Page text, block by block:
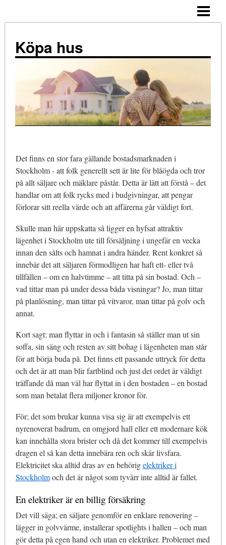
TIPS
NÄR KÖPA?
KOSTNADER
BLOGG
Köpa hus
Det finns en stor fara gällande bostadsmarknaden i
Stockholm - att folk generellt sett är lite för blåögda och tror
på allt säljare och mäklare påstår. Detta är lätt att förstå – det
handlar om att folk rycks med i budgivningar, att pengar
förlorar sitt reella värde och att affärerna går väldigt fort.
Skulle man här uppskatta så ligger en hyfsat attraktiv
lägenhet i Stockholm ute till försäljning i ungefär en vecka
innan den sålts och hamnat i andra händer. Rent konkret så
innebär det att säljaren förmodligen har haft ett- eller två
tillfällen – om en halvtimme – att titta på sin bostad. Och –
vad tittar man på under dessa båda visningar? Jo, man tittar
på planlösning, man tittar på vitvaror, man tittar på golv och
annat.
Kort sagt: man flyttar in och i fantasin så ställer man ut sin
soffa, sin säng och resten av sitt bohag i lägenheten man står
för att börja buda på. Det finns ett passande uttryck för detta
och det är att man blir fartblind och just det ordet är väldigt
träffande då man väl har flyttat in i den bostaden – en bostad
som man betalat flera miljoner kronor för.
För; det som brukar kunna visa sig är att exempelvis ett
nyrenoverat badrum, en omgjord hall eller ett modernare kök
kan innehålla stora brister och då det kommer till exempelvis
dragen el så kan detta innebära ren och skär livsfara.
Elektricitet ska alltid dras av en behörigelektriker i
Stockholmoch det är något som tyvärr inte alltid är fallet.
En elektriker är en billig försäkring
Det vill säga; en säljare genomför en enklare renovering –
lägger in golvvärme, installerar spotlights i hallen – och man
gör detta på egen hand och utan en elektriker. Problemet med